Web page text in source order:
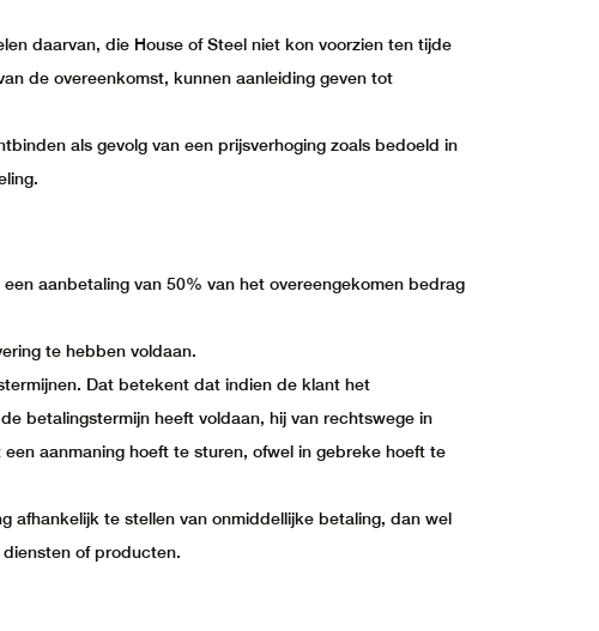
daarvan, die House of Steel niet kon voorzien ten tijde
de overeenkomst, kunnen aanleiding geven tot
als gevolg van een prijsverhoging zoals bedoeld in
aanbetaling van 50% van het overeengekomen bedrag
te hebben voldaan.
Dat betekent dat indien de klant het
betalingstermijn heeft voldaan, hij van rechtswege in
aanmaning hoeft te sturen, ofwel in gebreke hoeft te
afhankelijk te stellen van onmiddellijke betaling, dan wel
of producten.